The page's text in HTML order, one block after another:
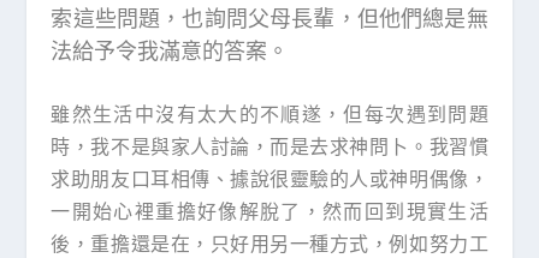
索這些問題，也詢問父母長輩，但他們總是無
法給予令我滿意的答案。
雖然生活中沒有太大的不順遂，但每次遇到問題
時，我不是與家人討論，而是去求神問卜。我習慣
求助朋友口耳相傳、據說很靈驗的人或神明偶像，
一開始心裡重擔好像解脫了，然而回到現實生活
後，重擔還是在，只好用另一種方式，例如努力工